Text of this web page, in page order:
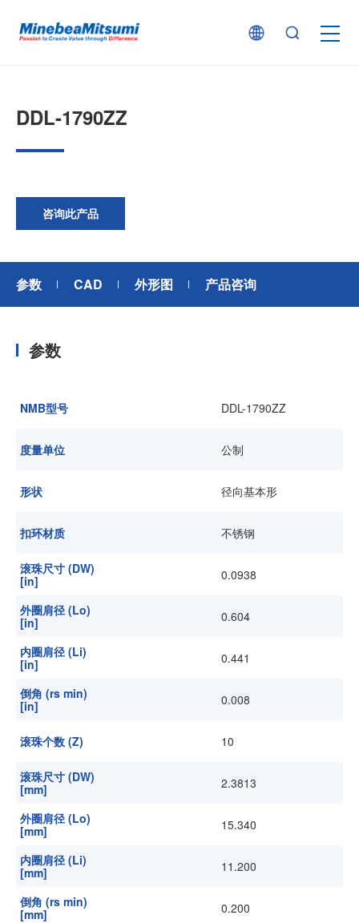
新闻
企业信息
加入我们
DDL-1790ZZ
咨询此产品
参数 CAD 外形图 产品咨询
参数
NMB型号 DDL-1790ZZ
度量单位 公制
形状 径向基本形
扣环材质 不锈钢
滚珠尺寸 (DW)
[in]
0.0938
外圈肩径 (Lo)
[in]
0.604
内圈肩径 (Li)
[in]
0.441
倒角 (rs min)
[in]
0.008
滚珠个数 (Z) 10
滚珠尺寸 (DW)
[mm]
2.3813
外圈肩径 (Lo)
[mm]
15.340
内圈肩径 (Li)
[mm]
11.200
倒角 (rs min)
[mm]
0.200